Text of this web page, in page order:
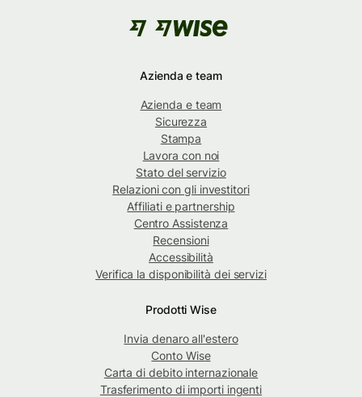
Azienda e team
Azienda e team
Sicurezza
Stampa
Lavora con noi
Stato del servizio
Relazioni con gli investitori
Affiliati e partnership
Centro Assistenza
Recensioni
Accessibilità
Verifica la disponibilità dei servizi
Prodotti Wise
Invia denaro all'estero
Conto Wise
Carta di debito internazionale
Trasferimento di importi ingenti